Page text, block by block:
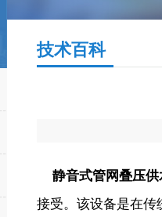
技术百科
静音式管网叠压
接受。该设备是在传